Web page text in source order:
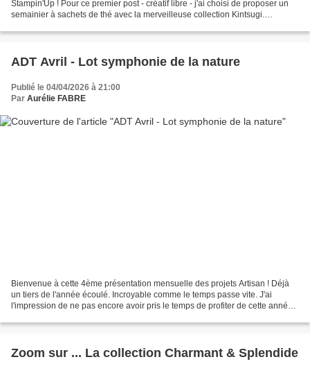
Stampin'Up ! Pour ce premier post - créatif libre - j'ai choisi de proposer un
semainier à sachets de thé avec la merveilleuse collection Kintsugi.
ADT Avril - Lot symphonie de la nature
Publié le 04/04/2026 à 21:00
Par Aurélie FABRE
Bienvenue à cette 4ème présentation mensuelle des projets Artisan ! Déjà
un tiers de l'année écoulé. Incroyable comme le temps passe vite. J'ai
l'impression de ne pas encore avoir pris le temps de profiter de cette année
Zoom sur ... La collection Charmant & Splendide